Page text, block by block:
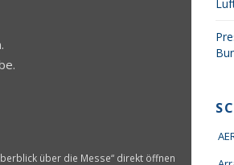
über die Messe“ direkt öffnen